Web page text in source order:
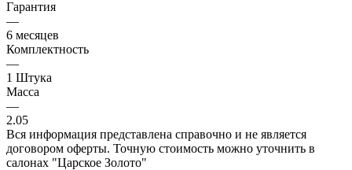
Гарантия
—
6 месяцев
Комплектность
—
1 Штука
Масса
—
2.05
Вся информация представлена справочно и не является
договором оферты. Точную стоимость можно уточнить в
салонах "Царское Золото"